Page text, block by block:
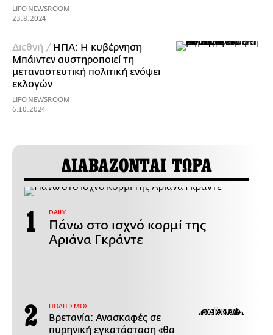
LIFO NEWSROOM
23.8.2024
Διεθνή / ΗΠΑ: Η κυβέρνηση
Μπάιντεν αυστηροποιεί τη
μεταναστευτική πολιτική ενόψει
εκλογών
LIFO NEWSROOM
6.10.2024
ΔΙΑΒΑΖΟΝΤΑΙ ΤΩΡΑ
DAILY
Πάνω στο ισχνό κορμί της
Αριάνα Γκράντε
ΠΟΛΙΤΙΣΜΟΣ
Βρετανία: Ανασκαφές σε
πυρηνική εγκατάσταση «θα